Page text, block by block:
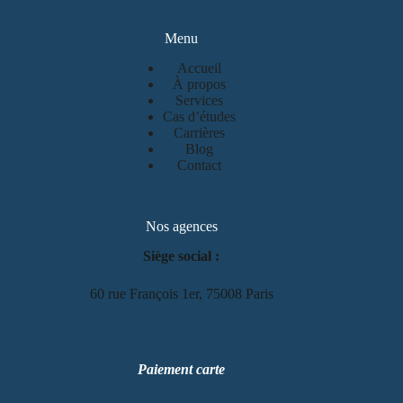
Menu
Accueil
À propos
Services
Cas d’études
Carrières
Blog
Contact
Nos agences
Siège social :
60 rue François 1er, 75008 Paris
Paiement carte